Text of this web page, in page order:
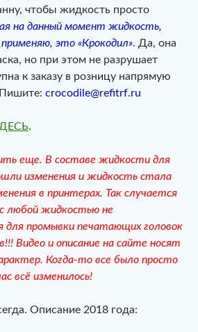
чтобы жидкость просто
на данный момент жидкость,
это «Крокодил». Да, она
но при этом не разрушает
к заказу в розницу напрямую
crocodile@refitrf.ru
.
еще. В составе жидкости для
изменения и жидкость стала
в принтерах. Так случается
любой жидкостью не
для промывки печатающих головок
Видео и описание на сайте носят
Когда-то все было просто
всё изменилось!
Описание 2018 года: